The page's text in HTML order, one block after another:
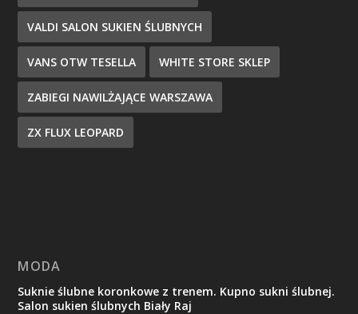
VALDI SALON SUKIEN ŚLUBNYCH
VANS OTW TESELLA WHITE STORE SKLEP
ZABIEGI NAWILŻAJĄCE WARSZAWA
ZX FLUX LEOPARD
MODA
Suknie ślubne koronkowe z trenem. Kupno sukni ślubnej.
Salon sukien ślubnych Biały Raj